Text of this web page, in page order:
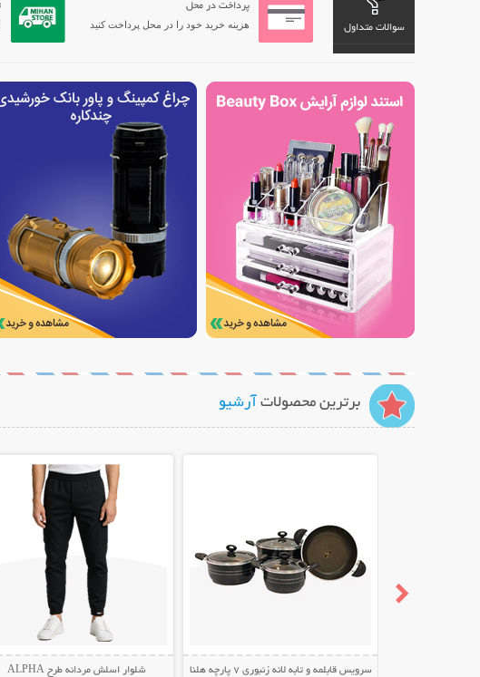
سوالات متداول
پرداخت در محل
هزینه خرید خود را در محل پرداخت کنید
برترین محصولات آرشیو
سرویس قابلمه و تابه لانه زنبوری 7 پارچه هلنا شلوار اسلش مردانه طرح ALPHA